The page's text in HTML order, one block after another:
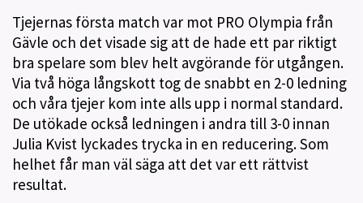
Tjejernas första match var mot PRO Olympia från
Gävle och det visade sig att de hade ett par riktigt
bra spelare som blev helt avgörande för utgången.
Via två höga långskott tog de snabbt en 2-0 ledning
och våra tjejer kom inte alls upp i normal standard.
De utökade också ledningen i andra till 3-0 innan
Julia Kvist lyckades trycka in en reducering. Som
helhet får man väl säga att det var ett rättvist
resultat.